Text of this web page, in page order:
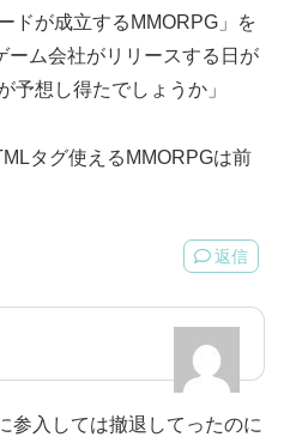
ドが成立するMMORPG」を
ーム会社がリリースする日が
予想し得たでしょうか」
タグ使えるMMORPGは前
返信
参入しては撤退してったのに